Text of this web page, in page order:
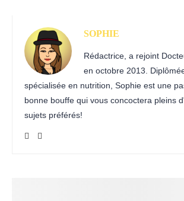
SOPHIE
Rédactrice, a rejoint
en octobre 2013.
spécialisée en nutrition, Sophie est une
bonne bouffe qui vous concoctera pleins
sujets préférés!